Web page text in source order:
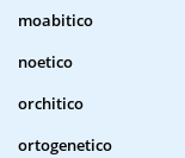
moabitico
noetico
orchitico
ortogenetico